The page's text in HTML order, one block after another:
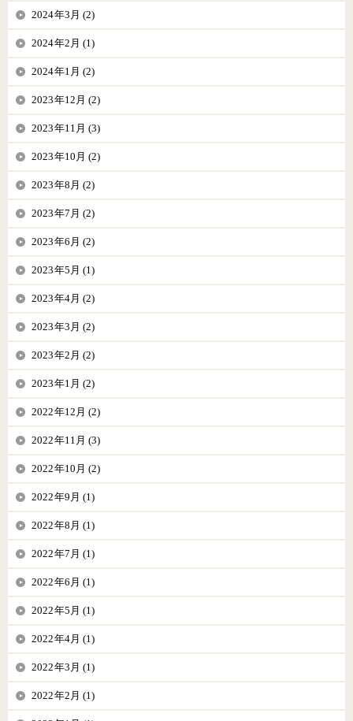
2024年3月 (2)
2024年2月 (1)
2024年1月 (2)
2023年12月 (2)
2023年11月 (3)
2023年10月 (2)
2023年8月 (2)
2023年7月 (2)
2023年6月 (2)
2023年5月 (1)
2023年4月 (2)
2023年3月 (2)
2023年2月 (2)
2023年1月 (2)
2022年12月 (2)
2022年11月 (3)
2022年10月 (2)
2022年9月 (1)
2022年8月 (1)
2022年7月 (1)
2022年6月 (1)
2022年5月 (1)
2022年4月 (1)
2022年3月 (1)
2022年2月 (1)